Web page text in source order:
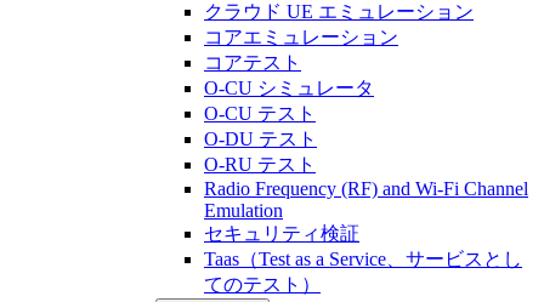
クラウド UE エミュレーション
コアエミュレーション
コアテスト
O-CU シミュレータ
O-CU テスト
O-DU テスト
O-RU テスト
Radio Frequency (RF) and Wi-Fi Channel
Emulation
セキュリティ検証
Taas（Test as a Service、サービスとし
てのテスト）